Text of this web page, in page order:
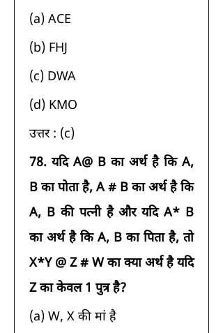
(a) ACE
(b) FHJ
(c) DWA
(d) KMO
उत्तर : (c)
78. यदि A@ B का अर्थ है कि A,
B का पोता है, A # B का अर्थ है कि
A, B की पत्नी है और यदि A* B
का अर्थ है कि A, B का पिता है, तो
X*Y @ Z # W का क्या अर्थ है यदि
Z का केवल 1 पुत्र है?
(a) W, X की मां है